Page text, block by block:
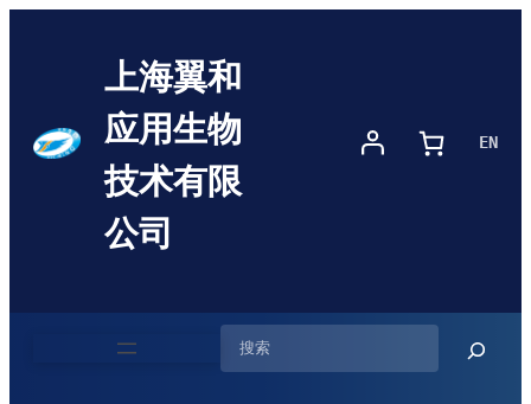
上海翼和
应用生物
技术有限
公司
EN
索